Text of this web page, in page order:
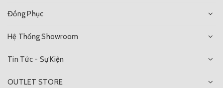
Đồng Phục
Hệ Thống Showroom
Tin Tức - Sự Kiện
OUTLET STORE